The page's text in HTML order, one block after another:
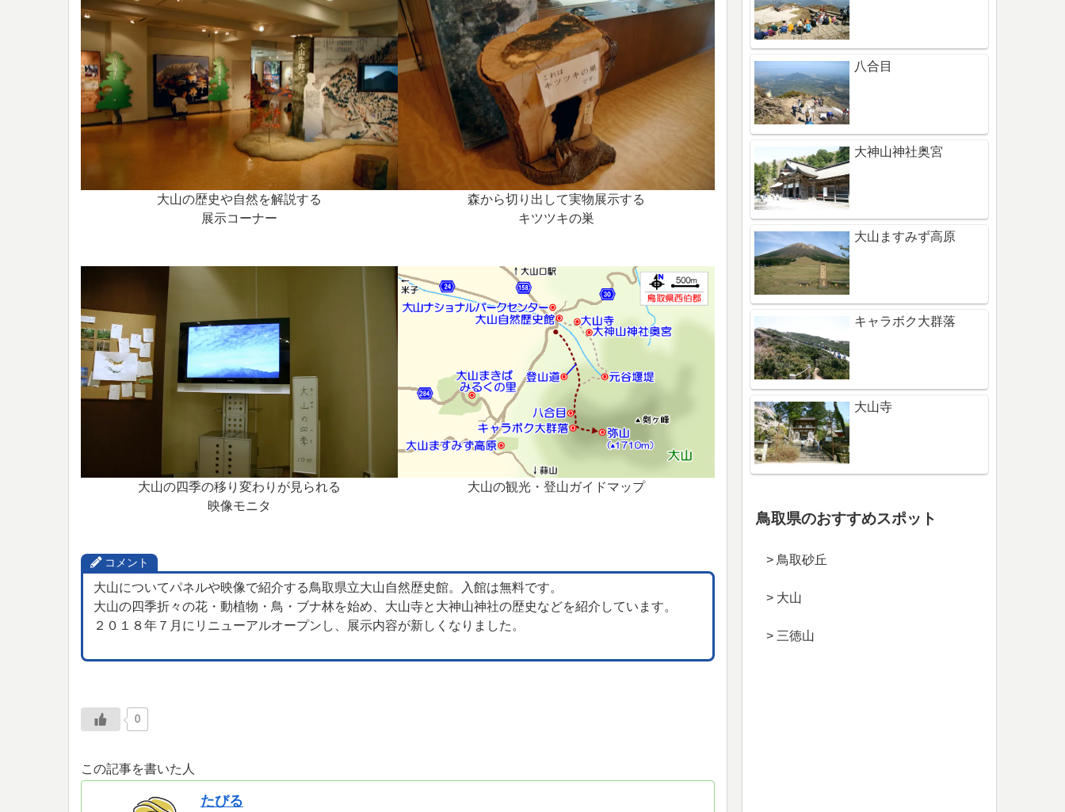
大山の歴史や自然を解説する
展示コーナー
森から切り出して実物展示する
キツツキの巣
大山の四季の移り変わりが見られる
映像モニタ
大山の観光・登山ガイドマップ
コメント
大山についてパネルや映像で紹介する鳥取県立大山自然歴史館。入館は無料です。
大山の四季折々の花・動植物・鳥・ブナ林を始め、大山寺と大神山神社の歴史などを紹介しています。
２０１８年７月にリニューアルオープンし、展示内容が新しくなりました。
0
この記事を書いた人
たびる
八合目
大神山神社奥宮
大山ますみず高原
キャラボク大群落
大山寺
鳥取県のおすすめスポット
> 鳥取砂丘
> 大山
> 三徳山